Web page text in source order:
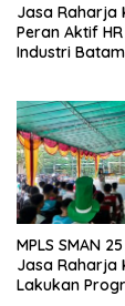
Jasa Raharja
Peran Aktif
Industri
MPLS SMAN
Jasa Raharja
Lakukan